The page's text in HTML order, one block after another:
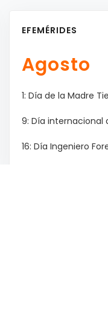
EFEMÉRIDES
Agosto
1: Día de la Madre
9: Día internacional
16: Día Ingeniero